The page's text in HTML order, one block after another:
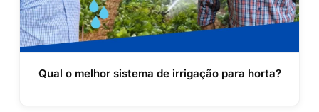
Qual o melhor sistema de irrigação para horta?